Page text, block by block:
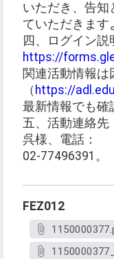
いただき、告知
ていただきます
四、ログイン説
https://
関連活動情報は
（ https://
最新情報でも確
五、活動連絡先
呉様、電話：
02-77496391。
FEZ012